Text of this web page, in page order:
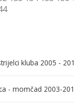
kluba 2005 -
- momčad 2003-